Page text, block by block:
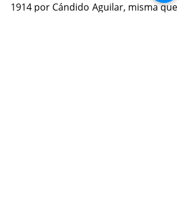
1914 por Cándido Aguilar, misma que